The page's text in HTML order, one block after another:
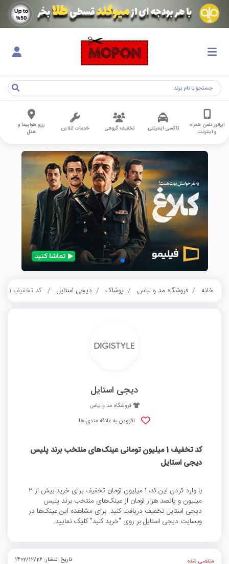
اپراتور تلفن همراه
و اینترنت
تاکسی اینترنتی تخفیف گروهی خدمات آنلاین
رزرو هواپیما و
هتل
خانه فروشگاه مد و لباس پوشاک دیجی استایل کد تخفیف 1 میلیون تومانی عینک‌های منتخب برند پلیس دیجی استایل
دیجی استایل
فروشگاه مد و لباس
افزودن به علاقه مندی ها
کد تخفیف 1 میلیون تومانی عینک‌های منتخب برند پلیس
دیجی استایل
با وارد کردن این کد، 1 میلیون تومان تخفیف برای خرید بیش از 2
میلیون و پانصد هزار تومان از عینک‌های منتخب برند پلیس
دیجی استایل تخفیف دریافت کنید. برای مشاهده این عینک‌ها در
وبسایت دیجی استایل بر روی "خرید کنید" کلیک نمایید.
منقضی شده تاریخ انتشار: 1402/12/26